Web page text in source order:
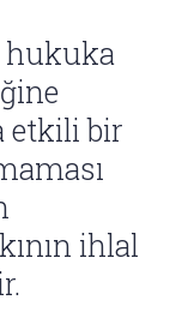
hukuka
etkili bir
ihlal